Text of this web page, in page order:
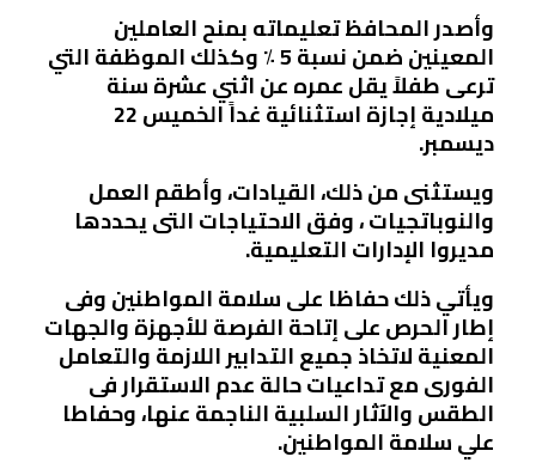
وأصدر المحافظ تعليماته بمنح العاملين
المعينين ضمن نسبة 5 ٪ وكذلك الموظفة التي
ترعى طفلاً يقل عمره عن اثني عشرة سنة
ميلادية إجازة استثنائية غداً الخميس 22
ديسمبر.
ويستثنى من ذلك، القيادات، وأطقم العمل
والنوباتجيات ، وفق الاحتياجات التى يحددها
مديروا الإدارات التعليمية.
ويأتي ذلك حفاظا على سلامة المواطنين وفى
إطار الحرص على إتاحة الفرصة للأجهزة والجهات
المعنية لاتخاذ جميع التدابير اللازمة والتعامل
الفورى مع تداعيات حالة عدم الاستقرار فى
الطقس والآثار السلبية الناجمة عنها، وحفاطا
علي سلامة المواطنين.